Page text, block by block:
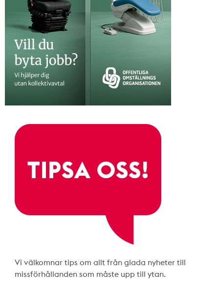
Vi välkomnar tips om allt från glada nyheter till
missförhållanden som måste upp till ytan.